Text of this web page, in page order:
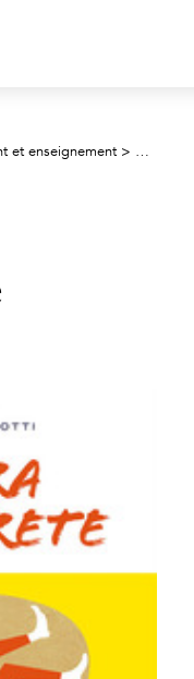
et enseignement > Fiction